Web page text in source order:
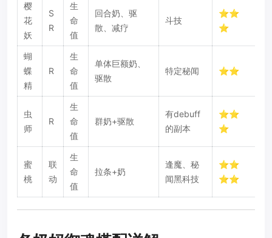
樱
花
妖
S
R
生
命
值
回合奶、驱
散、减疗
斗技
⭐⭐
⭐
蝴
蝶
精
R
生
命
值
单体巨额奶、
驱散
特定秘闻 ⭐⭐
虫
师
R
生
命
值
群奶+驱散
有debuff
的副本
⭐⭐
⭐
蜜
桃
联
动
生
命
值
拉条+奶
逢魔、秘
闻黑科技
⭐⭐
⭐⭐